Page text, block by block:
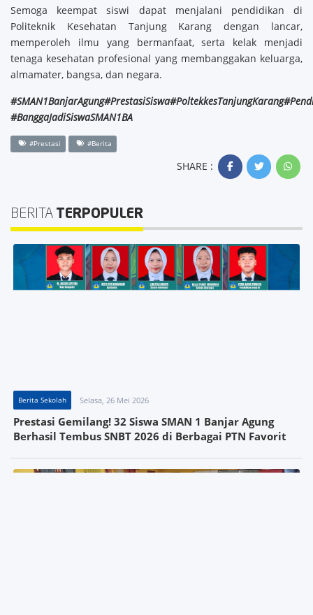
Semoga keempat siswi dapat menjalani pendidikan di
Politeknik Kesehatan Tanjung Karang dengan lancar,
memperoleh ilmu yang bermanfaat, serta kelak menjadi
tenaga kesehatan profesional yang membanggakan keluarga,
almamater, bangsa, dan negara.
#BanggaJadiSiswaSMAN1BA
#Prestasi #Berita
SHARE :
BERITA TERPOPULER
Berita Sekolah Selasa, 26 Mei 2026
Prestasi Gemilang! 32 Siswa SMAN 1 Banjar Agung
Berhasil Tembus SNBT 2026 di Berbagai PTN Favorit